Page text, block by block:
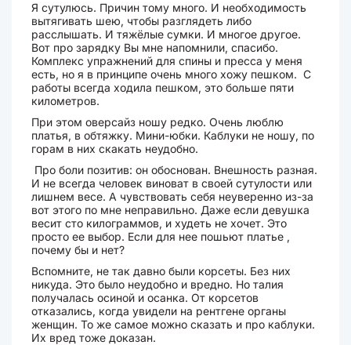
Я сутулюсь. Причин тому много. И необходимость
вытягивать шею, чтобы разглядеть либо
расслышать. И тяжёлые сумки. И многое другое.
Вот про зарядку Вы мне напомнили, спасибо.
Комплекс упражнений для спины и пресса у меня
есть, но я в принципе очень много хожу пешком. С
работы всегда ходила пешком, это больше пяти
километров.
При этом оверсайз ношу редко. Очень люблю
платья, в обтяжку. Мини-юбки. Каблуки не ношу, по
горам в них скакать неудобно.
Про боли позитив: он обоснован. Внешность разная.
И не всегда человек виноват в своей сутулости или
лишнем весе. А чувствовать себя неуверенно из-за
вот этого по мне неправильно. Даже если девушка
весит сто килограммов, и худеть не хочет. Это
просто ее выбор. Если для нее пошьют платье ,
почему бы и нет?
Вспомните, не так давно были корсеты. Без них
никуда. Это было неудобно и вредно. Но талия
получалась осиной и осанка. От корсетов
отказались, когда увидели на рентгене органы
женщин. То же самое можно сказать и про каблуки.
Их вред тоже доказан.